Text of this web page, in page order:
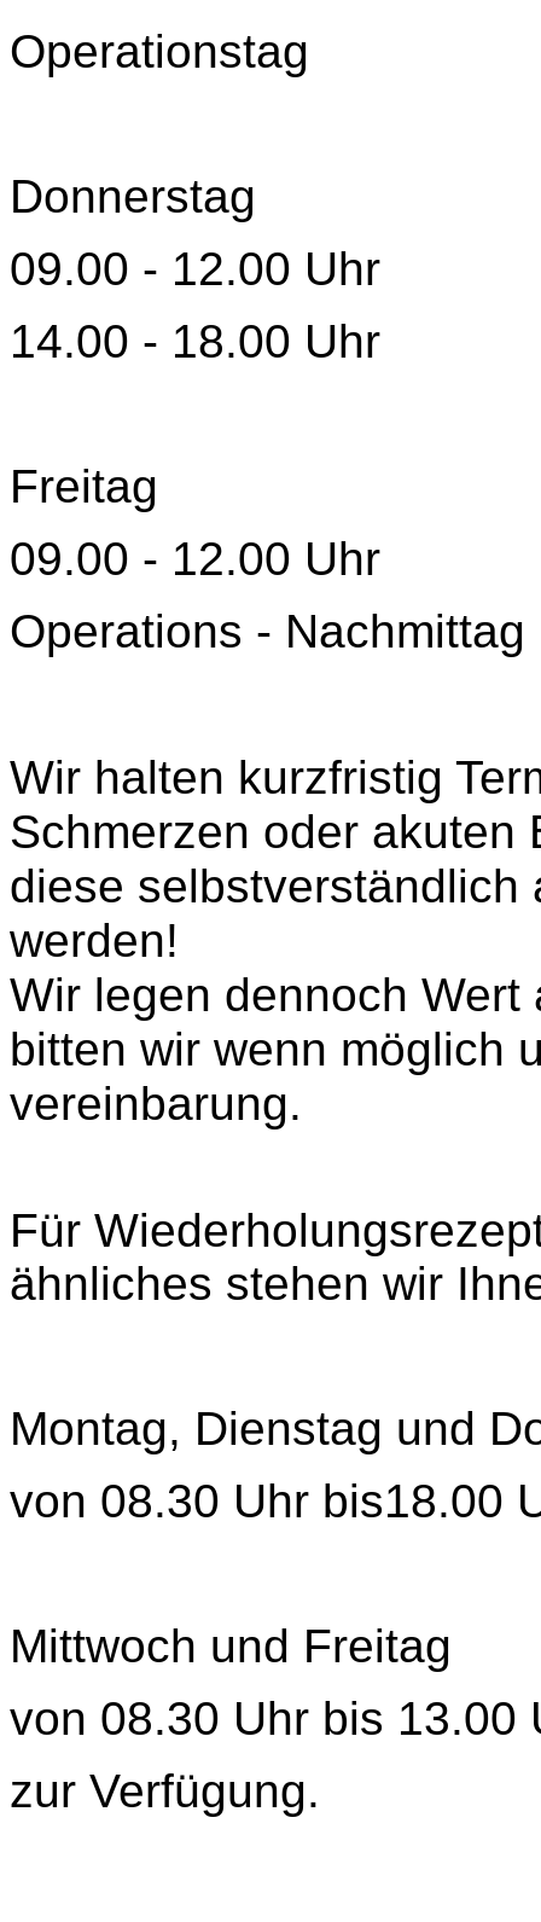
Operationstag
Donnerstag
09.00 - 12.00 Uhr
14.00 - 18.00 Uhr
Freitag
09.00 - 12.00 Uhr
Operations - Nachmittag
Wir halten kurzfristig
Schmerzen oder akuten
diese selbstverständlich
werden!
Wir legen dennoch
bitten wir wenn möglich
vereinbarung.
Für
ähnliches stehen wir
Montag, Dienstag und
von 08.30 Uhr bis18.00
Mittwoch und Freitag
von 08.30 Uhr bis 13.00
zur Verfügung.